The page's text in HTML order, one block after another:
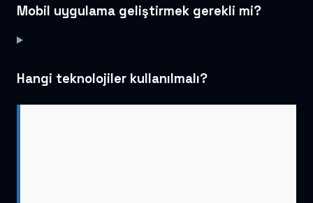
Mobil uygulama geliştirmek gerekli mi?
Hangi teknolojiler kullanılmalı?